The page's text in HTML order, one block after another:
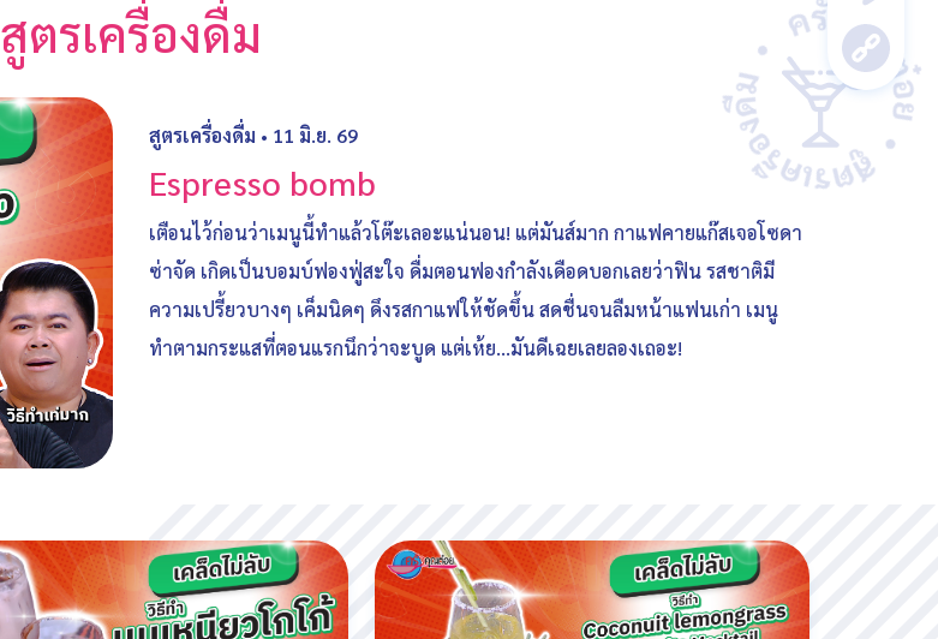
สูตรเครื่องดื่ม
สูตรเครื่องดื่ม • 11 มิ.ย. 69
Espresso bomb
เตือนไว้ก่อนว่าเมนูนี้ทำแล้วโต๊ะเลอะแน่นอน! แต่มันส์มาก กาแฟคายแก๊สเจอโซดา
ซ่าจัด เกิดเป็นบอมบ์ฟองฟู่สะใจ ดื่มตอนฟองกำลังเดือดบอกเลยว่าฟิน รสชาติมี
ความเปรี้ยวบางๆ เค็มนิดๆ ดึงรสกาแฟให้ชัดขึ้น สดชื่นจนลืมหน้าแฟนเก่า เมนู
ทำตามกระแสที่ตอนแรกนึกว่าจะบูด แต่เห้ย...มันดีเฉยเลยลองเถอะ!